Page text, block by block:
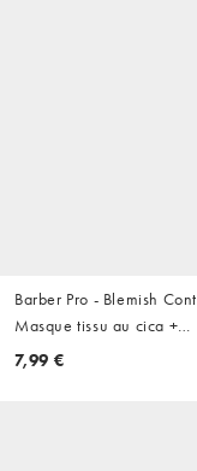
Barber Pro - Blemish
Masque tissu au cica +
niacinamide
7,99 €